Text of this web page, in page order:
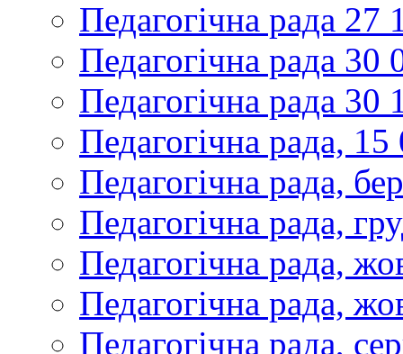
Педагогічна рада 27
Педагогічна рада 30
Педагогічна рада 30
Педагогічна рада,
Педагогічна рада,
Педагогічна рада,
Педагогічна рада,
Педагогічна рада,
Педагогічна рада,